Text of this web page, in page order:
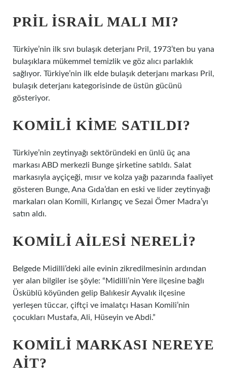
PRIL İSRAIL MALI MI?
Türkiye’nin ilk sıvı bulaşık deterjanı Pril, 1973’ten bu yana
bulaşıklara mükemmel temizlik ve göz alıcı parlaklık
sağlıyor. Türkiye’nin ilk elde bulaşık deterjanı markası Pril,
bulaşık deterjanı kategorisinde de üstün gücünü
gösteriyor.
KOMILI KIME SATILDI?
Türkiye’nin zeytinyağı sektöründeki en ünlü üç ana
markası ABD merkezli Bunge şirketine satıldı. Salat
markasıyla ayçiçeği, mısır ve kolza yağı pazarında faaliyet
gösteren Bunge, Ana Gıda’dan en eski ve lider zeytinyağı
markaları olan Komili, Kırlangıç ​​​​​​​​ve Sezai Ömer Madra’yı
satın aldı.
KOMILI AILESI NERELI?
Belgede Midilli’deki aile evinin zikredilmesinin ardından
yer alan bilgiler ise şöyle: “Midilli’nin Yere ilçesine bağlı
Üsküblü köyünden gelip Balıkesir Ayvalık ilçesine
yerleşen tüccar, çiftçi ve imalatçı Hasan Komili’nin
çocukları Mustafa, Ali, Hüseyin ve Abdi.”
KOMILI MARKASI NEREYE
AIT?